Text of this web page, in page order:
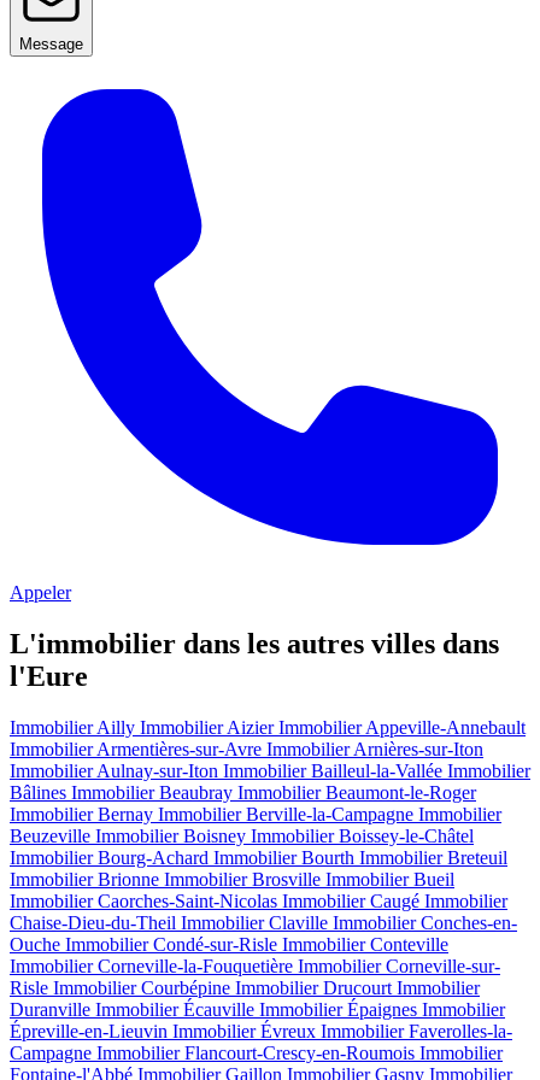
Message
Appeler
L'immobilier dans les autres villes dans
l'Eure
Immobilier Ailly Immobilier AizierImmobilier Appeville-Annebault
Immobilier Armentières-sur-Avre Immobilier Arnières-sur-Iton
Immobilier Aulnay-sur-Iton Immobilier Bailleul-la-Vallée Immobilier
Bâlines Immobilier Beaubray Immobilier Beaumont-le-Roger
Immobilier Bernay Immobilier Berville-la-Campagne Immobilier
Beuzeville Immobilier Boisney Immobilier Boissey-le-Châtel
Immobilier Bourg-Achard Immobilier Bourth Immobilier Breteuil
Immobilier Brionne Immobilier Brosville Immobilier Bueil
Immobilier Caorches-Saint-Nicolas Immobilier Caugé Immobilier
Chaise-Dieu-du-Theil Immobilier Claville Immobilier Conches-en-
Ouche Immobilier Condé-sur-Risle Immobilier Conteville
Immobilier Corneville-la-Fouquetière Immobilier Corneville-sur-
Risle Immobilier Courbépine Immobilier Drucourt Immobilier
Duranville Immobilier Écauville Immobilier Épaignes Immobilier
Épreville-en-Lieuvin Immobilier Évreux Immobilier Faverolles-la-
Campagne Immobilier Flancourt-Crescy-en-Roumois Immobilier
Fontaine-l'Abbé Immobilier Gaillon Immobilier Gasny Immobilier